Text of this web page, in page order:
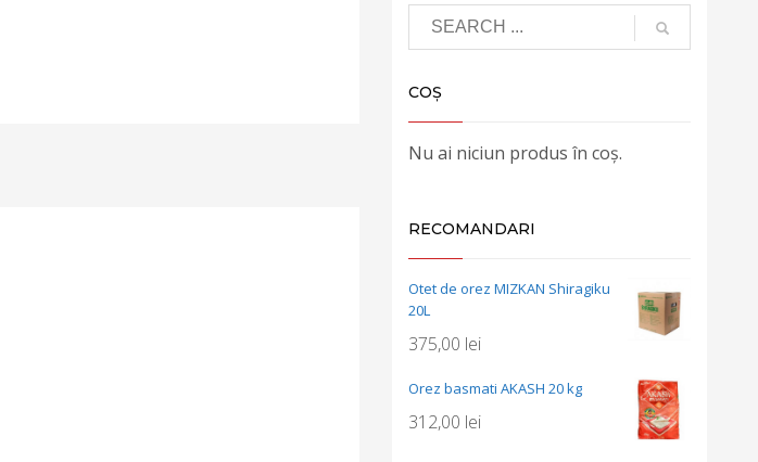
COȘ
Nu ai niciun produs în coș.
RECOMANDARI
Otet de orez MIZKAN Shiragiku
20L
375,00 lei
Orez basmati AKASH 20 kg
312,00 lei